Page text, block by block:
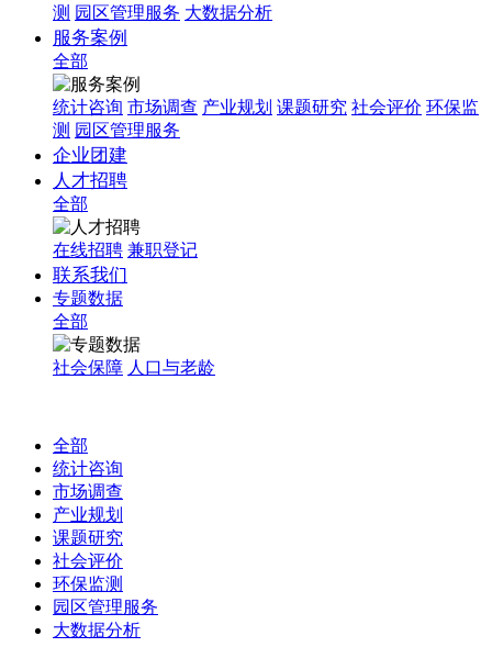
测 园区管理服务 大数据分析
服务案例
全部
统计咨询 市场调查 产业规划 课题研究 社会评价 环保监
测 园区管理服务
企业团建
人才招聘
全部
在线招聘 兼职登记
联系我们
专题数据
全部
社会保障 人口与老龄
全部
统计咨询
市场调查
产业规划
课题研究
社会评价
环保监测
园区管理服务
大数据分析